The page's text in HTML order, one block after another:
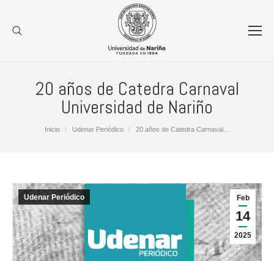
20 años de Catedra Carnaval
Universidad de Nariño
Estás aquí:
Inicio Udenar Periódico 20 años de Catedra Carnaval…
Feb
14
2025
Udenar Periódico